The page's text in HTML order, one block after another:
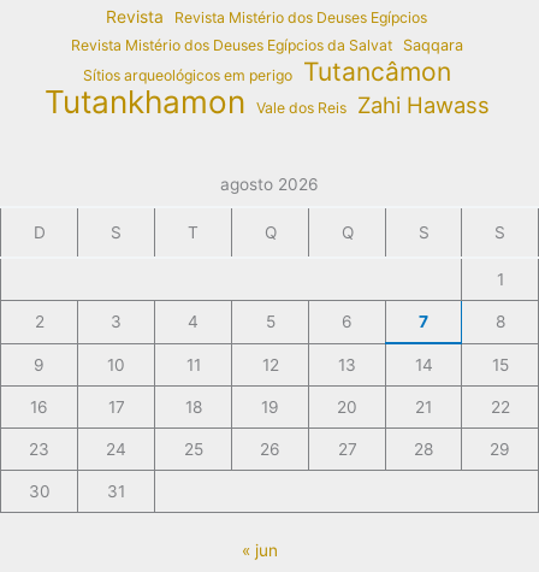
Revista
Revista Mistério dos Deuses Egípcios
Revista Mistério dos Deuses Egípcios da Salvat
Saqqara
Sítios arqueológicos em perigo
Tutancâmon
Tutankhamon Vale dos Reis Zahi Hawass
agosto 2026
D S T Q Q S S
1
2 3 4 5 6 7 8
9 10 11 12 13 14 15
16 17 18 19 20 21 22
23 24 25 26 27 28 29
30 31
« jun